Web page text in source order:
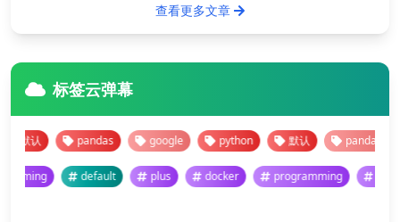
查看更多文章
标签云弹幕
pandas google python 默认 pandas
programming default plus docker programming